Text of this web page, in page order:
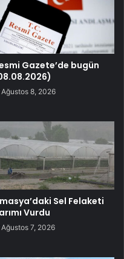
Gazete’de bugün
Ağustos 8, 2026
Sel Felaketi
Vurdu
Ağustos 7, 2026